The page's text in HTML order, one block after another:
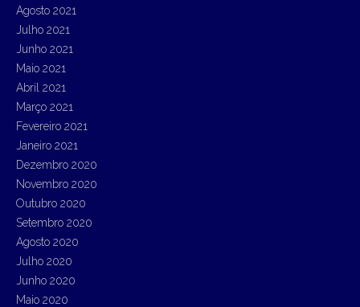
Agosto 2021
Julho 2021
Junho 2021
Maio 2021
Abril 2021
Março 2021
Fevereiro 2021
Janeiro 2021
Dezembro 2020
Novembro 2020
Outubro 2020
Setembro 2020
Agosto 2020
Julho 2020
Junho 2020
Maio 2020